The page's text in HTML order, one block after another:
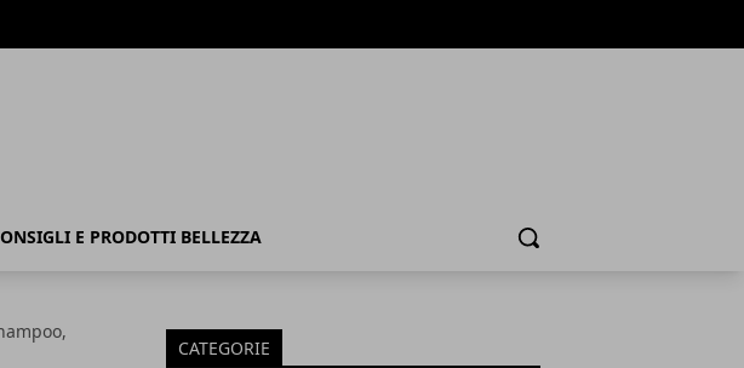
E PRODOTTI BELLEZZA Cerca
CATEGORIE